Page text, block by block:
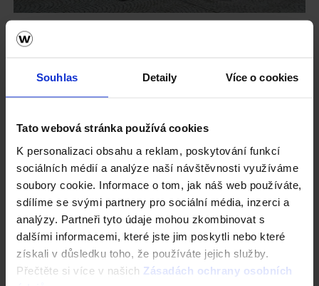
Souhlas Detaily Více o cookies
Tato webová stránka používá cookies
K personalizaci obsahu a reklam, poskytování funkcí
sociálních médií a analýze naší návštěvnosti využíváme
soubory cookie. Informace o tom, jak náš web používáte,
sdílíme se svými partnery pro sociální média, inzerci a
analýzy. Partneři tyto údaje mohou zkombinovat s
dalšími informacemi, které jste jim poskytli nebo které
získali v důsledku toho, že používáte jejich služby.
Přečtěte si více v našich Zásadách ochrany osobních